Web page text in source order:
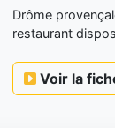
Drôme
restaurant
Voir la